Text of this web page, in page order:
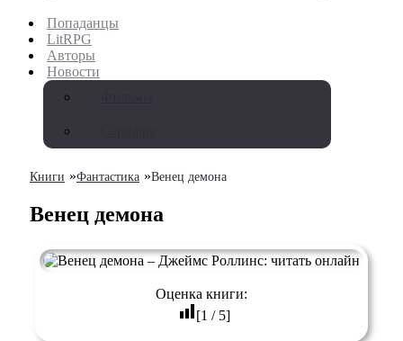
Попаданцы
LitRPG
Авторы
Новости
Книги »Фантастика »Венец демона
Венец демона
Оценка книги:
[1 / 5]